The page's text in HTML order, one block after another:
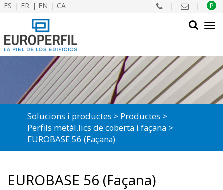
ES FR EN CA | | P
CERCAR
Solucions i productes
Productes
Perfils metàl.lics de coberta i façana
EUROBASE 56 (Façana)
EUROBASE 56 (Façana)